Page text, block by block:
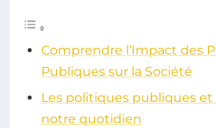
Comprendre l’Impact des
Publiques sur la Société
Les politiques publiques
notre quotidien